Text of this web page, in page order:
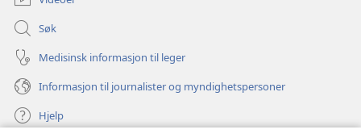
Søk
Medisinsk informasjon til leger
Informasjon til journalister og myndighetspersoner
Hjelp